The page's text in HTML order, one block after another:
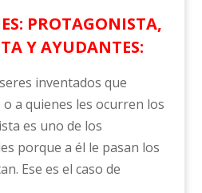
PROTAGONISTA,
Y AYUDANTES:
inventados que
a quienes les ocurren los
es uno de los
porque a él le pasan los
Ese es el caso de